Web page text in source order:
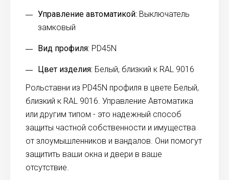
Управление автоматикой: Выключатель
замковый
Вид профиля: PD45N
Цвет изделия: Белый, близкий к RAL 9016
Рольставни из PD45N профиля в цвете Белый,
близкий к RAL 9016. Управление Автоматика
или другим типом - это надежный способ
защиты частной собственности и имущества
от злоумышленников и вандалов. Они помогут
защитить ваши окна и двери в ваше
отсутствие.